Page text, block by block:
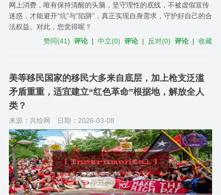
网上消费，唯有保持清醒的头脑，坚守理性的底线，不被虚假宣传
迷惑，才能避开“坑”与“陷阱”，真正实现自身需求，守护好自己的合
法权益。对此，您觉得呢？
赞同(41) 评论 |中立(0) 评论 | 反对(0) 评论 |收藏
美等移民国家的移民大多来自底层，加上枪支泛滥
矛盾重重，适宜建立“红色革命”根据地，解放全人
类？
来源：共绘网 日期：2026-03-08